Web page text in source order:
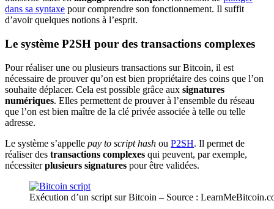
dans sa syntaxe pour comprendre son fonctionnement. Il suffit
d’avoir quelques notions à l’esprit.
Le système P2SH pour des transactions complexes
Pour réaliser une ou plusieurs transactions sur Bitcoin, il est
nécessaire de prouver qu’on est bien propriétaire des coins que l’on
souhaite déplacer. Cela est possible grâce aux signatures
numériques. Elles permettent de prouver à l’ensemble du réseau
que l’on est bien maître de la clé privée associée à telle ou telle
adresse.
Le système s’appelle pay to script hash ou P2SH. Il permet de
réaliser des transactions complexes qui peuvent, par exemple,
nécessiterplusieurs signatures pour être validées.
Exécution d’un script sur Bitcoin – Source :